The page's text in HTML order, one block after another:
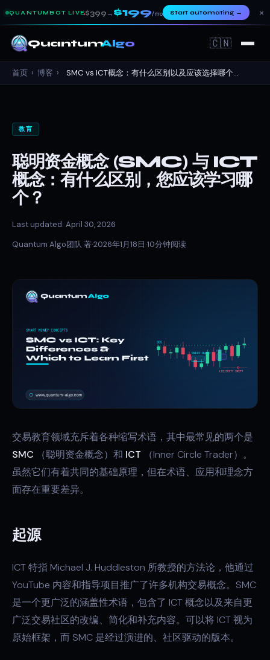
QUANTUMBOT LIVE$399 → $199/mo Start automating→ ×
QuantumAlgo 🇨🇳
首页 › 博客 › SMC vs ICT概念：有什么区别以及应该选择哪个...
教育
聪明资金概念 (SMC) 与 ICT
概念：有什么区别，您应该学习哪
个？
Last updated: April 30, 2026
Quantum Algo团队 著·2026年1月18日·10分钟阅读
交易教育领域充斥着各种缩写术语，其中最常见的两个是
SMC （聪明资金概念）和 ICT （Inner Circle Trader）。
虽然它们有着共同的基础原理，但在术语、应用和理念方
面存在重要差异。
起源
ICT 特指 Michael J. Huddleston 所教授的方法论，他通过
YouTube 内容和指导项目推广了许多机构交易概念。SMC
是一个更广泛的涵盖性术语，包含了 ICT 概念以及来自更
广泛交易社区的改编、简化和补充内容。可以将 ICT 视为
原始框架，而 SMC 是经过演进的、社区驱动的版本。